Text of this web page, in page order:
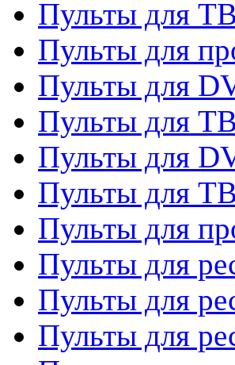
Пульты для ТВ
Пульты для
Пульты для
Пульты для ТВ
Пульты для
Пульты для ТВ
Пульты для
Пульты для
Пульты для
Пульты для